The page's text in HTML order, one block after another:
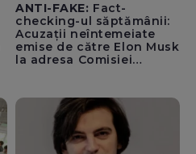
ANTI-FAKE: Fact-
checking-ul săptămânii:
Acuzații neîntemeiate
emise de către Elon Musk
la adresa Comisiei
pentru instaurarea
„cenzurii” pe platforma X